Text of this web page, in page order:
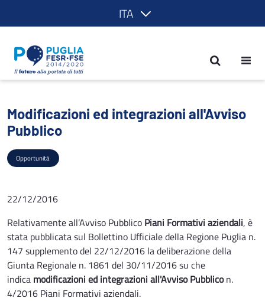
ITA
Modificazioni ed integrazioni
Modificazioni ed integrazioni all'Avviso
Pubblico
Opportunità
22/12/2016
Relativamente all’Avviso Pubblico Piani Formativi aziendali, è
stata pubblicata sul Bollettino Ufficiale della Regione Puglia n.
147 supplemento del 22/12/2016 la deliberazione della
Giunta Regionale n. 1861 del 30/11/2016 su che
indica modificazioni ed integrazioni all'Avviso Pubblicon.
4/2016 Piani Formativi aziendali.